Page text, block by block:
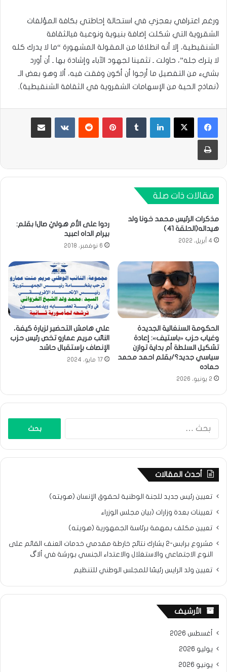
ورغم اعترافي بعجزي في استحالة إحاطتي بكافة المؤلفات
الشقروية التي شكلت إضافة بنيوية ونوعية فيالثقافة
الشنقيطية، إلا أنه انطلاقا من المقولة المشهورة “ما لا يدرك كله
لا يترك جله”، حاولت ـ تثمينا لجهود الآباء وإشادة بها ـ أن أورد
بشيء من التفصيل ما أرجوا أن أكون وفقت فيه، ألا وهو بعض الـ
(نماذج الحية من الإسهامات الشقروية في الثقافة الشنقيطية).
لينكدإن بينتيريست مشاركة عبر البريد
طباعة
مقالات ذات صلة
مذكرات الرئيس محمد خونا ولد
هيداله(الحلقة 41)
4 أبريل، 2022
ردوا على الأم هوليْ صال! بقلم:
بيرام الداه اعبيد
6 نوفمبر، 2018
الحكومة السنغالية الجديدة
وغياب حزب «باستيف»: إعادة
تشكيل السلطة أم بداية توازن
سياسي جديد؟/بقلم احمد محمد
حماده
2 يونيو، 2026
علي هامش التحضير لزيارة كيفة،
النائب مريم عمارو تخص رئيس حزب
الإنصاف بإستقبال حاشد
17 مايو، 2024
أحدث المقالات
تعيين رئيس جديد للجنة الوطنية لحقوق الإنسان (هويته)
تعيينات بعدة وزارات (بيان مجلس الوزراء
تعيين مكلف بمهمة برئاسة الجمهورية (هويته)
مشروع برابس-2 يشارك نتائح خارطة مقدمي خدمات العنف القائم على
النوع الاجتماعي والاستغلال والاعتداء الجنسي بورشة في ألاگ
تعيين ولد الرايس رئيسًا للمجلس الوطني للتنظيم
الأرشيف
أغسطس 2026
يوليو 2026
يونيو 2026